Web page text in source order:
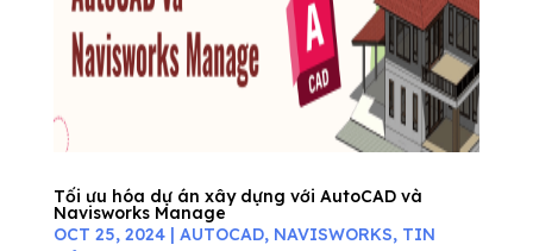
Tối ưu hóa dự án xây dựng với AutoCAD và
Navisworks Manage
OCT 25, 2024| AUTOCAD, NAVISWORKS, TIN